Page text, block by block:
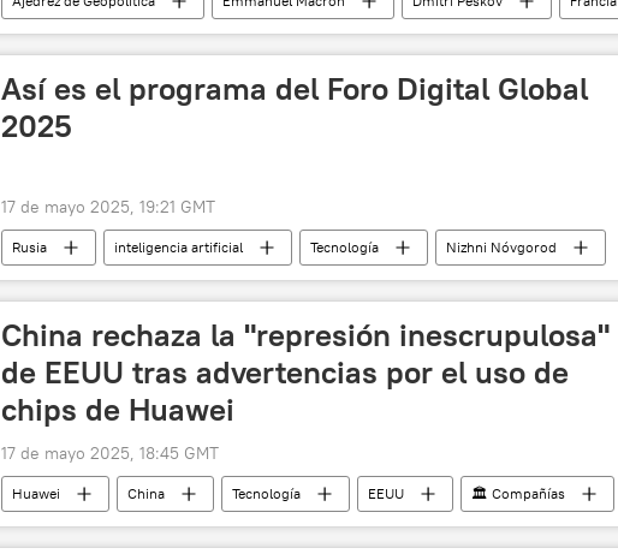
Unión Europea (UE)
Kremlin Rusia
Así es el programa del Foro Digital Global
2025
17 de mayo 2025, 19:21 GMT
Rusia inteligencia artificial Tecnología Nizhni Nóvgorod
China rechaza la "represión inescrupulosa"
de EEUU tras advertencias por el uso de
chips de Huawei
17 de mayo 2025, 18:45 GMT
Huawei China Tecnología EEUU
🏛️ Compañías
chip electrónico
semiconductores